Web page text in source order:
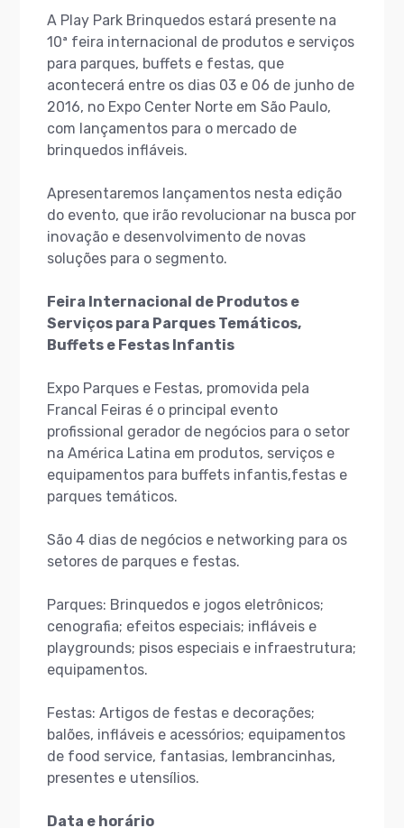
A Play Park Brinquedos estará presente na
10ª feira internacional de produtos e serviços
para parques, buffets e festas, que
acontecerá entre os dias 03 e 06 de junho de
2016, no Expo Center Norte em São Paulo,
com lançamentos para o mercado de
brinquedos infláveis.
Apresentaremos lançamentos nesta edição
do evento, que irão revolucionar na busca por
inovação e desenvolvimento de novas
soluções para o segmento.
Feira Internacional de Produtos e
Serviços para Parques Temáticos,
Buffets e Festas Infantis
Expo Parques e Festas, promovida pela
Francal Feiras é o principal evento
profissional gerador de negócios para o setor
na América Latina em produtos, serviços e
equipamentos para buffets infantis,festas e
parques temáticos.
São 4 dias de negócios e networking para os
setores de parques e festas.
Parques: Brinquedos e jogos eletrônicos;
cenografia; efeitos especiais; infláveis e
playgrounds; pisos especiais e infraestrutura;
equipamentos.
Festas: Artigos de festas e decorações;
balões, infláveis e acessórios; equipamentos
de food service, fantasias, lembrancinhas,
presentes e utensílios.
Data e horário